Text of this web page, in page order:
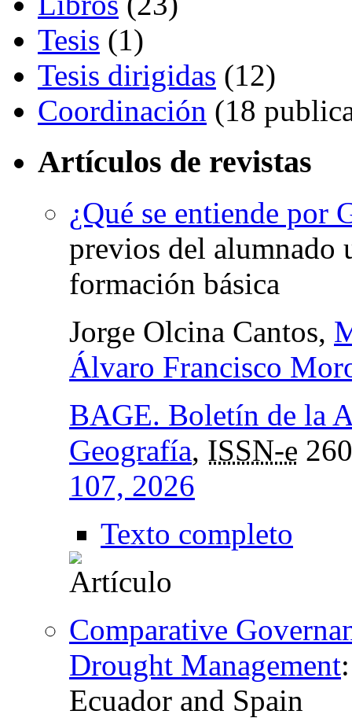
Tesis (1)
Tesis dirigidas (12)
Coordinación (18
Artículos de revistas
¿Qué se entiende por
previos del alumnado
formación básica
Jorge Olcina Cantos,
Álvaro Francisco
BAGE. Boletín de la
Geografía, ISSN-e
107, 2026
Texto completo
Comparative
Drought Management
Ecuador and Spain